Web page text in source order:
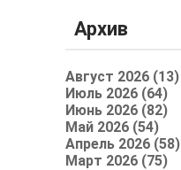
Архив
Август 2026 (13)
Июль 2026 (64)
Июнь 2026 (82)
Май 2026 (54)
Апрель 2026 (58)
Март 2026 (75)